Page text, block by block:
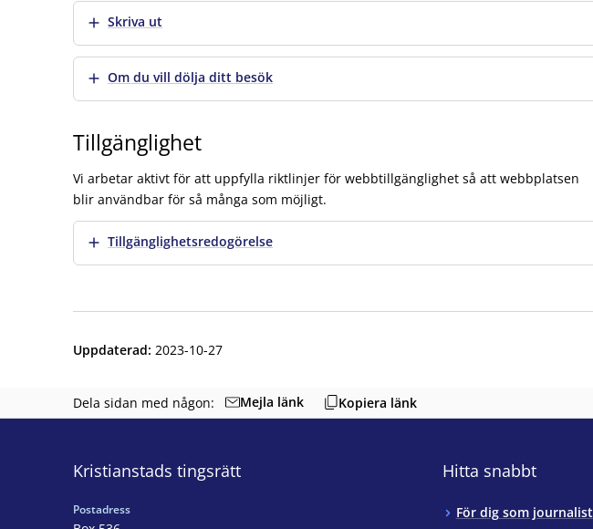
Visa merSkriva ut
Visa merOm du vill dölja ditt besök
Tillgänglighet
Vi arbetar aktivt för att uppfylla riktlinjer för webbtillgänglighet så att webbplatsen
blir användbar för så många som möjligt.
Visa merTillgänglighetsredogörelse
Uppdaterad: 2023-10-27
Dela sidan med någon: Mejla länk Kopiera länk
Kristianstads tingsrätt
Postadress
Hitta snabbt
För dig som journalist